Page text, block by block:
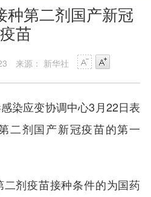
种第二剂国产新冠
疫苗
来源： 新华社
应变协调中心3月22日表
二剂国产新冠疫苗的第一
剂疫苗接种条件的为国药